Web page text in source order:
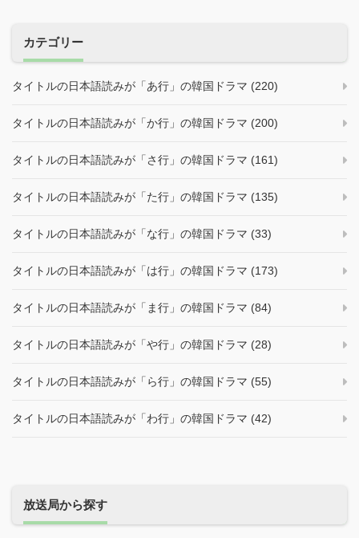
カテゴリー
タイトルの日本語読みが「あ行」の韓国ドラマ (220)
タイトルの日本語読みが「か行」の韓国ドラマ (200)
タイトルの日本語読みが「さ行」の韓国ドラマ (161)
タイトルの日本語読みが「た行」の韓国ドラマ (135)
タイトルの日本語読みが「な行」の韓国ドラマ (33)
タイトルの日本語読みが「は行」の韓国ドラマ (173)
タイトルの日本語読みが「ま行」の韓国ドラマ (84)
タイトルの日本語読みが「や行」の韓国ドラマ (28)
タイトルの日本語読みが「ら行」の韓国ドラマ (55)
タイトルの日本語読みが「わ行」の韓国ドラマ (42)
放送局から探す